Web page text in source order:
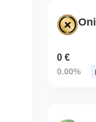
0 €
0.00%